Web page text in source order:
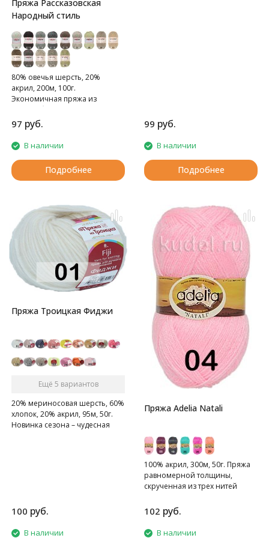
Пряжа Рассказовская
Народный стиль
80% овечья шерсть, 20%
акрил, 200м, 100г.
Экономичная пряжа из
97 руб.
В наличии
Подробнее
99 руб.
В наличии
Подробнее
Пряжа Троицкая Фиджи
Ещё 5 вариантов
20% мериносовая шерсть, 60%
хлопок, 20% акрил, 95м, 50г.
Новинка сезона – чудесная
100 руб.
В наличии
Пряжа Adelia Natali
100% акрил, 300м, 50г. Пряжа
равномерной толщины,
скрученная из трех нитей
102 руб.
В наличии